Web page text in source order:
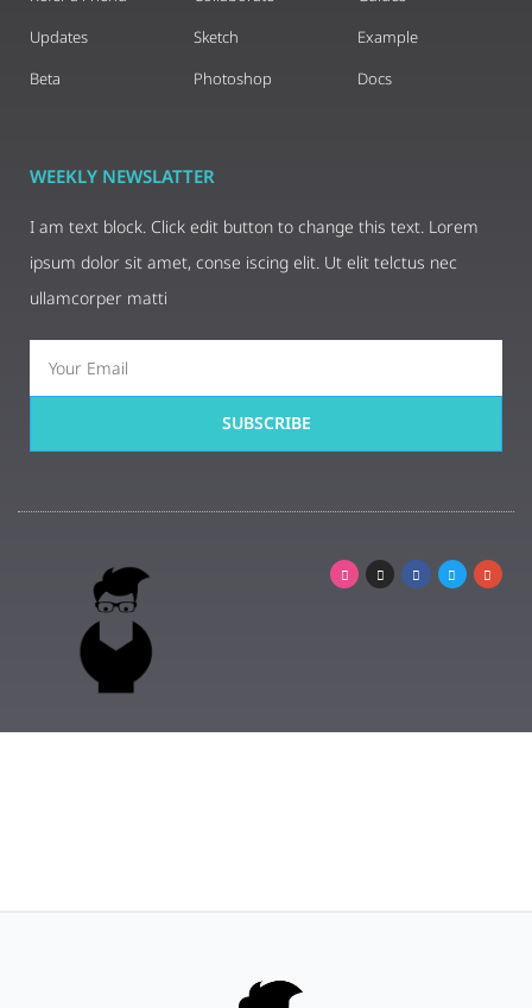
Updates
Beta
Sketch
Photoshop
Example
Docs
WEEKLY NEWSLATTER
I am text block. Click edit button to change this text. Lorem
ipsum dolor sit amet, conse iscing elit. Ut elit telctus nec
ullamcorper matti
SUBSCRIBE